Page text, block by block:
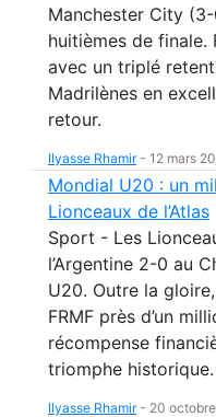
Manchester City
huitièmes de finale.
avec un triplé
Madrilènes en
retour.
Ilyasse Rhamir- 12 mars
Mondial U20 : un
Lionceaux de l’Atlas
Sport - Les
l’Argentine 2-0 au
U20. Outre la
FRMF près d’un
récompense
triomphe historique.
Ilyasse Rhamir- 20